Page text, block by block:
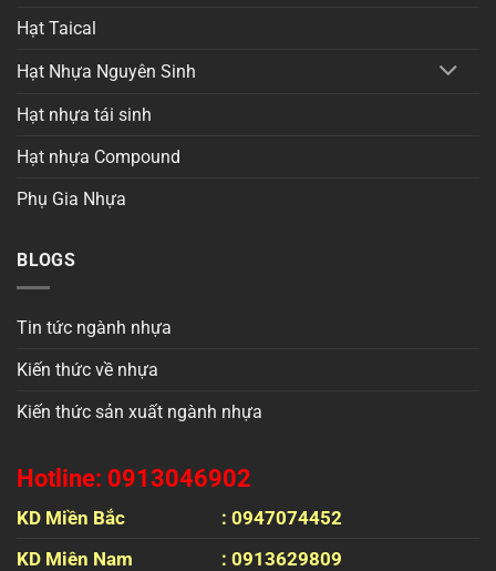
Hạt Taical
Hạt Nhựa Nguyên Sinh
Hạt nhựa tái sinh
Hạt nhựa Compound
Phụ Gia Nhựa
BLOGS
Tin tức ngành nhựa
Kiến thức về nhựa
Kiến thức sản xuất ngành nhựa
Hotline: 0913046902
KD Miền Bắc
: 0947074452
KD Miên Nam
: 0913629809